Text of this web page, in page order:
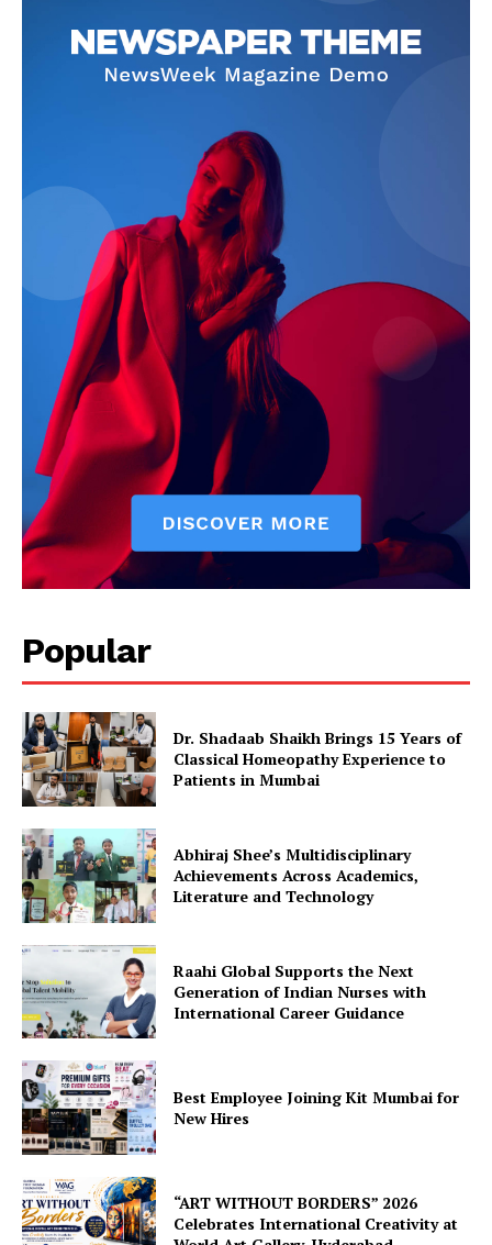
Popular
Dr. Shadaab Shaikh Brings 15 Years of
Classical Homeopathy Experience to
Patients in Mumbai
Abhiraj Shee’s Multidisciplinary
Achievements Across Academics,
Literature and Technology
Raahi Global Supports the Next
Generation of Indian Nurses with
International Career Guidance
Best Employee Joining Kit Mumbai for
New Hires
“ART WITHOUT BORDERS” 2026
Celebrates International Creativity at